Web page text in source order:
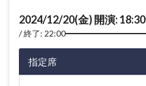
2024/12/20(金) 開演: 18:30
終了: 22:00
指定席